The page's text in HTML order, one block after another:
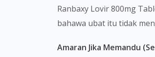
Ranbaxy Lovir 800mg
bahawa ubat itu tidak
Amaran Jika Memandu